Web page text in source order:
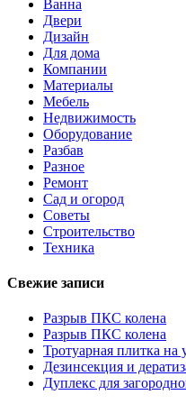
Ванна
Двери
Дизайн
Для дома
Компании
Материалы
Мебель
Недвижимость
Оборудование
Разбав
Разное
Ремонт
Сад и огород
Советы
Строительство
Техника
Свежие записи
Разрыв ПКС колена
Разрыв ПКС колена
Тротуарная плитка на
Дезинсекция и
Дуплекс для